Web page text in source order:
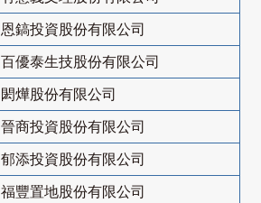
恩鎬投資股份有限公司
百優泰生技股份有限公司
閎燁股份有限公司
晉商投資股份有限公司
郁添投資股份有限公司
福豐置地股份有限公司